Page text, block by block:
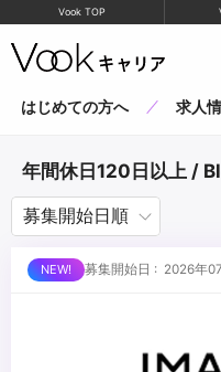
Vook TOP
はじめての方へ 求人
年間休日120日以上 /
募集開始日 : 2026年